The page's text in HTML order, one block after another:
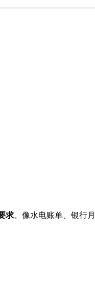
求。像水电账单、银行